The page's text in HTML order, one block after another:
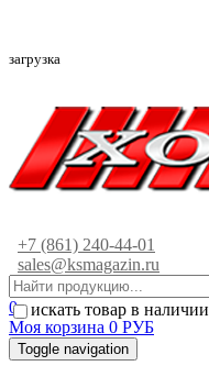
загрузка
+7 (861) 240-44-01
sales@ksmagazin.ru
искать товар в наличии
0
Моя корзина 0 РУБ
Toggle navigation